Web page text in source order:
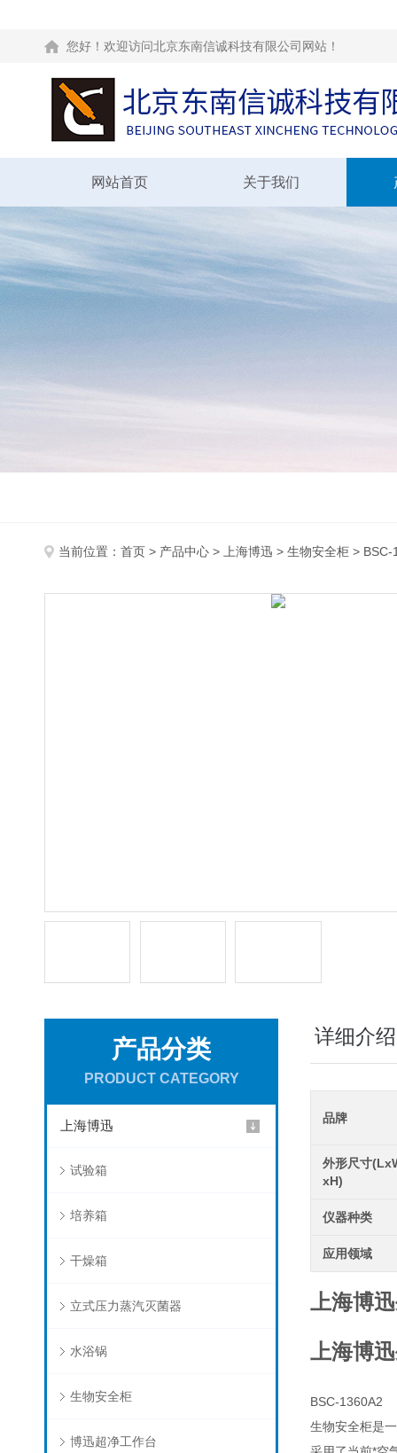
您好！欢迎访问北京东南信诚科技有限公司网站！
网站首页 关于我们
当前位置： 首页 > 产品中心 > 上海博迅 > 生物安全柜 > BSC-
产品分类
PRODUCT CATEGORY
上海博迅
试验箱
培养箱
干燥箱
立式压力蒸汽灭菌器
水浴锅
生物安全柜
博迅超净工作台
详细介绍
品牌
外形尺寸
xH)
仪器种类
应用领域
上海博
上海博
BSC-1360A2
生物安全柜是